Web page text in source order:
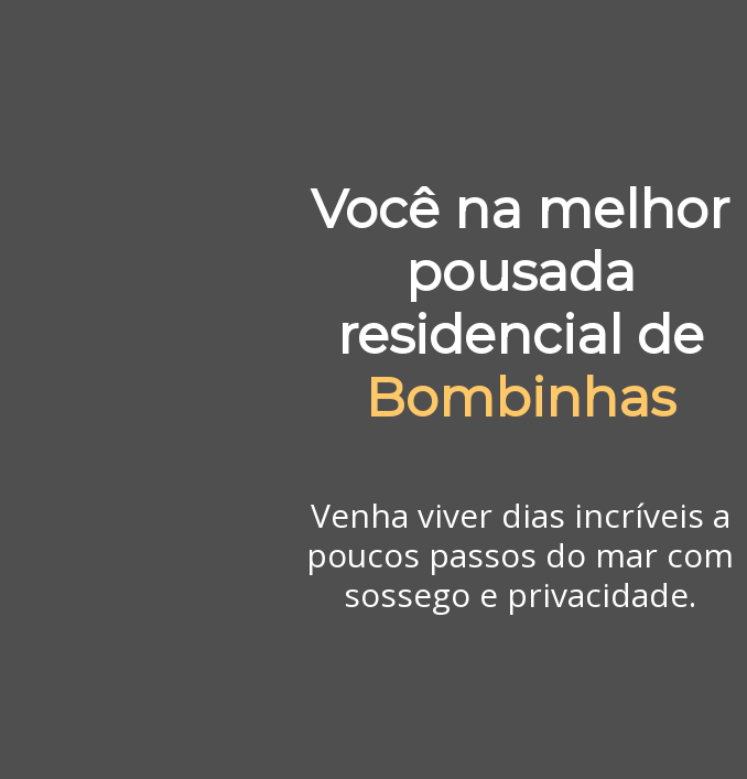
Você na melhor
pousada
residencial de
Bombinhas
Venha viver dias incríveis a
poucos passos do mar com
sossego e privacidade.